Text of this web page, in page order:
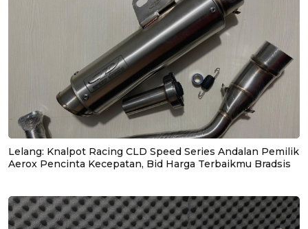
Lelang: Knalpot Racing CLD Speed Series Andalan Pemilik
Aerox Pencinta Kecepatan, Bid Harga Terbaikmu Bradsis